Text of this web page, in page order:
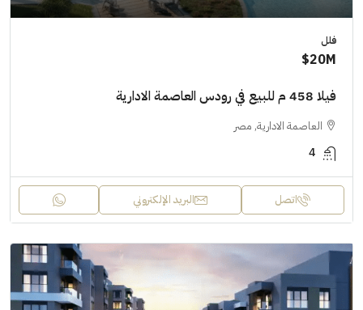
فلل
20M$
فيلا 458 م للبيع في رودس العاصمة الادارية
العاصمة الادارية, مصر
4
اتصل البريد الإلكتروني